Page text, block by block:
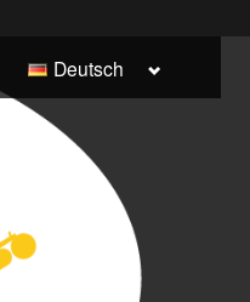
Deutsch Toggle
menu
Italiano